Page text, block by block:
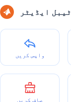
ٹیبل ایڈیٹر
واپس کریں
صاف کریں